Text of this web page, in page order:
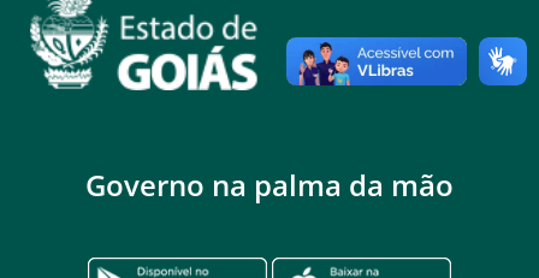
Governo na palma da mão